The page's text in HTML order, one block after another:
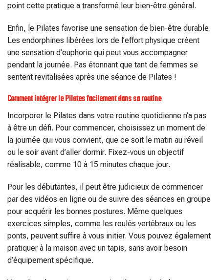
point cette pratique a transformé leur bien-être général.
Enfin, le Pilates favorise une sensation de bien-être durable.
Les endorphines libérées lors de l’effort physique créent
une sensation d’euphorie qui peut vous accompagner
pendant la journée. Pas étonnant que tant de femmes se
sentent revitalisées après une séance de Pilates !
Comment intégrer le Pilates facilement dans sa routine
Incorporer le Pilates dans votre routine quotidienne n’a pas
à être un défi. Pour commencer, choisissez un moment de
la journée qui vous convient, que ce soit le matin au réveil
ou le soir avant d’aller dormir. Fixez-vous un objectif
réalisable, comme 10 à 15 minutes chaque jour.
Pour les débutantes, il peut être judicieux de commencer
par des vidéos en ligne ou de suivre des séances en groupe
pour acquérir les bonnes postures. Même quelques
exercices simples, comme les roulés vertébraux ou les
ponts, peuvent suffire à vous initier. Vous pouvez également
pratiquer à la maison avec un tapis, sans avoir besoin
d’équipement spécifique.